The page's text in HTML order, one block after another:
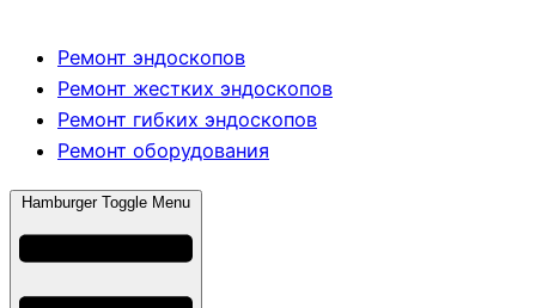
Ремонт эндоскопов
Ремонт жестких эндоскопов
Ремонт гибких эндоскопов
Ремонт оборудования
Hamburger Toggle Menu